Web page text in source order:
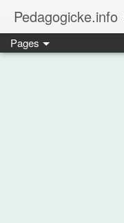
Pedagogicke.info
Pages